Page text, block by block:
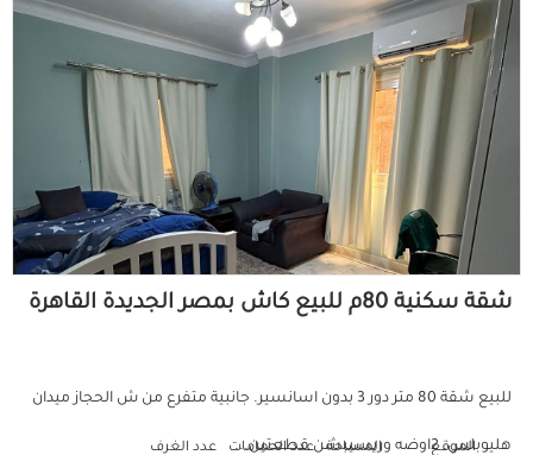
شقة سكنية 80م للبيع كاش بمصر الجديدة القاهرة
للبيع شقة 80 متر دور 3 بدون اسانسير. جانبية متفرع من ش الحجاز ميدان
هليوبلس. 2اوضه وريسيبشن قطعتين...
الموقع المساحة عدد الحمامات عدد الغرف